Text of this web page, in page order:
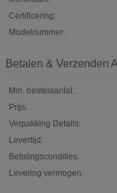
Certificering:
Modelnummer:
Betalen & Verzenden
Min. bestelaantal:
Prijs:
Verpakking Details:
Levertijd:
Betalingscondities:
Levering vermogen: